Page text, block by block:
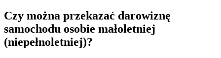
Czy można przekazać darowiznę
samochodu osobie małoletniej
(niepełnoletniej)?